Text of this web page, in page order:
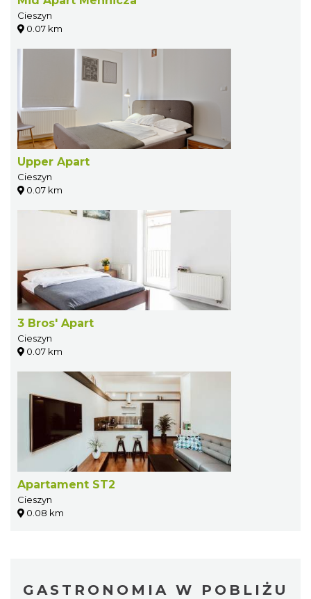
Cieszyn
0.07 km
Upper Apart
Cieszyn
0.07 km
3 Bros' Apart
Cieszyn
0.07 km
Apartament ST2
Cieszyn
0.08 km
GASTRONOMIA W POBLIŻU